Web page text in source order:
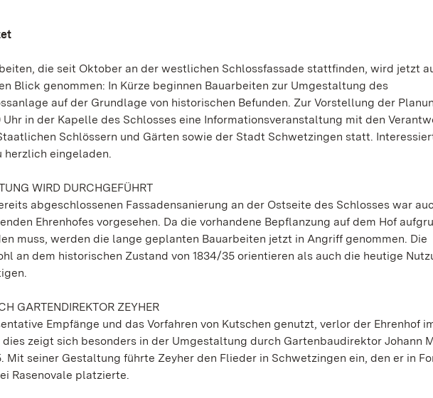
die seit Oktober an der westlichen Schlossfassade stattfinden, wird jetzt
Blick genommen: In Kürze beginnen Bauarbeiten zur Umgestaltung des
auf der Grundlage von historischen Befunden. Zur Vorstellung der
Uhr in der Kapelle des Schlosses eine Informationsveranstaltung mit den
Schlössern und Gärten sowie der Stadt Schwetzingen statt.
herzlich eingeladen.
WIRD DURCHGEFÜHRT
abgeschlossenen Fassadensanierung an der Ostseite des Schlosses war
Ehrenhofes vorgesehen. Da die vorhandene Bepflanzung auf dem Hof
muss, werden die lange geplanten Bauarbeiten jetzt in Angriff genommen. Die
an dem historischen Zustand von 1834/35 orientieren als auch die heutige
GARTENDIREKTOR ZEYHER
Empfänge und das Vorfahren von Kutschen genutzt, verlor der Ehrenhof
zeigt sich besonders in der Umgestaltung durch Gartenbaudirektor Johann
Mit seiner Gestaltung führte Zeyher den Flieder in Schwetzingen ein, den er in
Rasenovale platzierte.